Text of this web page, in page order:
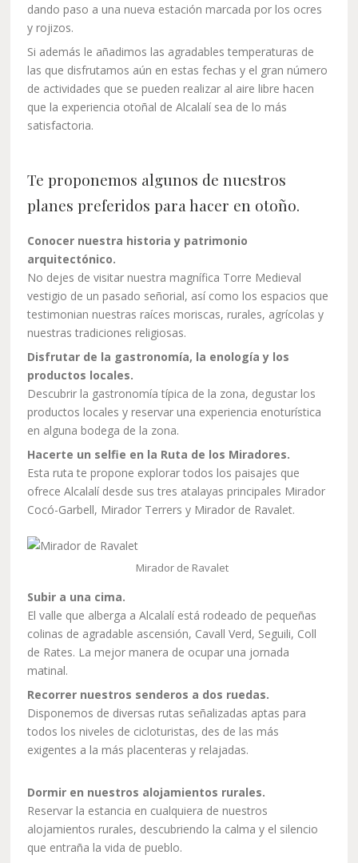
dando paso a una nueva estación marcada por los ocres
y rojizos.
Si además le añadimos las agradables temperaturas de
las que disfrutamos aún en estas fechas y el gran número
de actividades que se pueden realizar al aire libre hacen
que la experiencia otoñal de Alcalalí sea de lo más
satisfactoria.
Te proponemos algunos de nuestros
planes preferidos para hacer en otoño.
Conocer nuestra historia y patrimonio
arquitectónico.
No dejes de visitar nuestra magnífica Torre Medieval
vestigio de un pasado señorial, así como los espacios que
testimonian nuestras raíces moriscas, rurales, agrícolas y
nuestras tradiciones religiosas.
Disfrutar de la gastronomía, la enología y los
productos locales.
Descubrir la gastronomía típica de la zona, degustar los
productos locales y reservar una experiencia enoturística
en alguna bodega de la zona.
Hacerte un selfie en la Ruta de los Miradores.
Esta ruta te propone explorar todos los paisajes que
ofrece Alcalalí desde sus tres atalayas principales Mirador
Cocó-Garbell, Mirador Terrers y Mirador de Ravalet.
Mirador de Ravalet
Subir a una cima.
El valle que alberga a Alcalalí está rodeado de pequeñas
colinas de agradable ascensión, Cavall Verd, Seguili, Coll
de Rates. La mejor manera de ocupar una jornada
matinal.
Recorrer nuestros senderos a dos ruedas.
Disponemos de diversas rutas señalizadas aptas para
todos los niveles de cicloturistas, des de las más
exigentes a la más placenteras y relajadas.
Dormir en nuestros alojamientos rurales.
Reservar la estancia en cualquiera de nuestros
alojamientos rurales, descubriendo la calma y el silencio
que entraña la vida de pueblo.